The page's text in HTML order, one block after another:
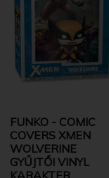
FUNKO - COMIC
COVERS XMEN
WOLVERINE
GYŰJTŐI VINYL
KARAKTER